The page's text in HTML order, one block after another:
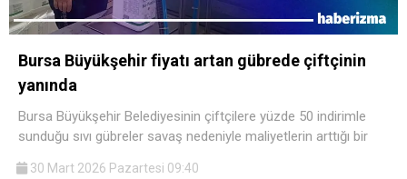
Bursa Büyükşehir fiyatı artan gübrede çiftçinin
yanında
Bursa Büyükşehir Belediyesinin çiftçilere yüzde 50 indirimle
sunduğu sıvı gübreler savaş nedeniyle maliyetlerin arttığı bir
30 Mart 2026 Pazartesi 09:40